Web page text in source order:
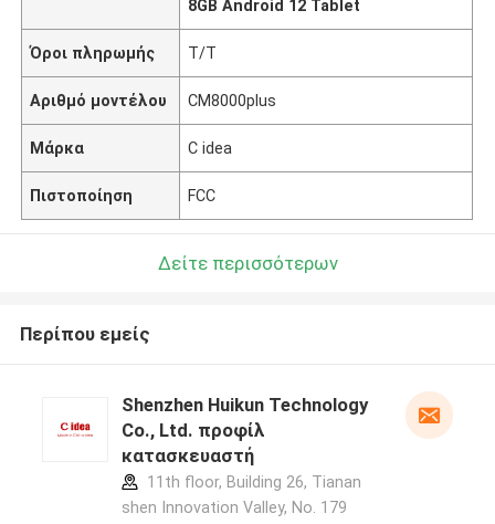
8GB Android 12 Tablet
Όροι πληρωμής Τ/Τ
Αριθμό μοντέλου CM8000plus
Μάρκα C idea
Πιστοποίηση FCC
Δείτε περισσότερων
Περίπου εμείς
Shenzhen Huikun Technology
Co., Ltd. προφίλ
κατασκευαστή
11th floor, Building 26, Tianan
shen Innovation Valley, No. 179